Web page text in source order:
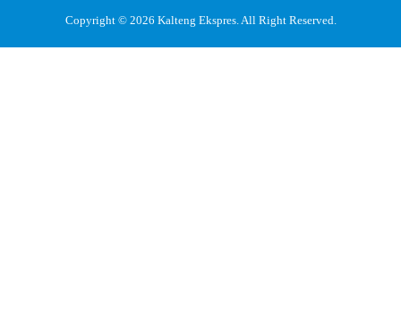
Copyright © 2026 Kalteng Ekspres. All Right Reserved.